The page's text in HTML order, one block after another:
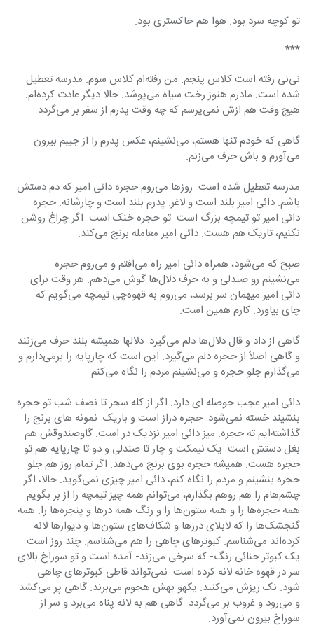
تو کوچه سرد بود. هوا هم خاکستری بود.
***
نی‌نی رفته است کلاس پنجم. من رفته‌ام کلاس سوم. مدرسه تعطیل
شده است. مادرم هنوز رخت سیاه می‌پوشد. حالا دیگر عادت کرده‌ام.
هیچ وقت هم ازش نمی‌پرسم که چه وقت پدرم از سفر بر می‌گردد.
گاهی که خودم تنها هستم، می‌نشینم، عکس پدرم را از جیبم بیرون
می‌آورم و باش حرف می‌زنم.
مدرسه تعطیل شده است. روزها می‌روم حجره دائی امیر که دم دستش
باشم. دائی امیر بلند است و لاغر. پدرم بلند است و چارشانه. حجره
دائی امیر تو تیمچه بزرگ است. تو حجره خنک است. اگر چراغ روشن
نکنیم، تاریک هم هست. دائی امیر معامله برنج می‌کند.
صبح که می‌شود، همراه دائی امیر راه می‌افتم و می‌روم حجره.
می‌نشینم رو صندلی و به حرف دلال‌ها گوش می‌دهم. هر وقت برای
دائی امیر میهمان سر برسد، می‌روم به قهوه‌چی تیمچه می‌گویم که
چای بیاورد. کارم همین است.
گاهی از داد و قال دلال‌ها دلم می‌گیرد. دلالها همیشه بلند حرف می‌زنند
و گاهی اصلاً از حجره دلم می‌گیرد. این است که چارپایه را برمی‌دارم و
می‌گذارم جلو حجره و می‌نشینم مردم را نگاه می‌کنم.
دائی امیر عجب حوصله ای دارد. اگر از کله سحر تا نصف شب تو حجره
بنشیند خسته نمی‌شود. حجره دراز است و باریک. نمونه های برنج را
گذاشته‌ایم ته حجره. میز دائی امیر نزدیک در است. گاوصندوقش هم
بغل دستش است. یک نیمکت و چار تا صندلی و دو تا چارپایه هم تو
حجره هست. همیشه حجره بوی برنج می‌دهد. اگر تمام روز هم جلو
حجره بنشینم و مردم را نگاه کنم، دائی امیر چیزی نمی‌گوید. حالا، اگر
چشم‌هام را هم روهم بگذارم، می‌توانم همه چیز تیمچه را از بر بگویم.
همه حجره‌ها را و همه ستون‌ها را و رنگ همه درها و پنجره‌ها را. همه
گنجشک‌ها را که لابلای درزها و شکاف‌های ستون‌ها و دیوارها لانه
کرده‌اند می‌شناسم. کبوترهای چاهی را هم می‌شناسم. چند روز است
یک کبوتر حنائی رنگ- که سرخی می‌زند- آمده است و تو سوراخ بالای
سر در قهوه خانه لانه کرده است. نمی‌تواند قاطی کبوترهای چاهی
شود. نک ریزش می‌کنند. یکهو بهش هجوم می‌برند. گاهی پر می‌کشد
و می‌رود و غروب بر می‌گردد. گاهی هم به لانه پناه می‌برد و سر از
سوراخ بیرون نمی‌آورد.